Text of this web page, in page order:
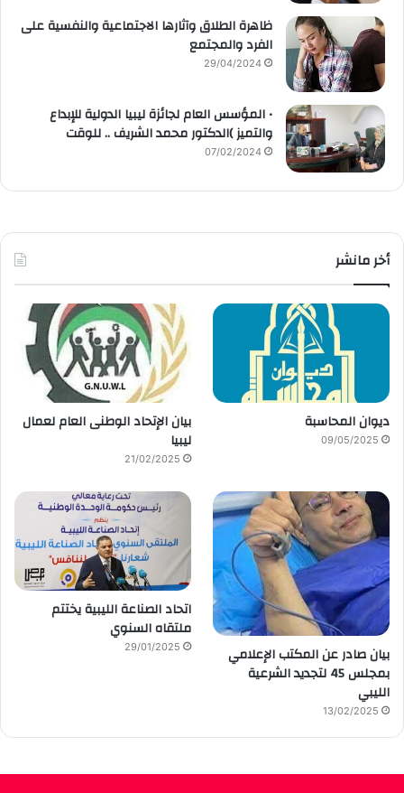
ظاهرة الطلاق وآثارها الاجتماعية والنفسية على
الفرد والمجتمع
29/04/2024
• المؤسس العام لجائزة ليبيا الدولية للإبداع
والتميز )الدكتور محمد الشريف .. للوقت
07/02/2024
أخر مانشر
ديوان المحاسبة
09/05/2025
بيان الإتحاد الوطنى العام لعمال
ليبيا
21/02/2025
بيان صادر عن المكتب الإعلامي
بمجلس 45 لتجديد الشرعية
الليبي
13/02/2025
اتحاد الصناعة الليبية يختتم
ملتقاه السنوي
29/01/2025